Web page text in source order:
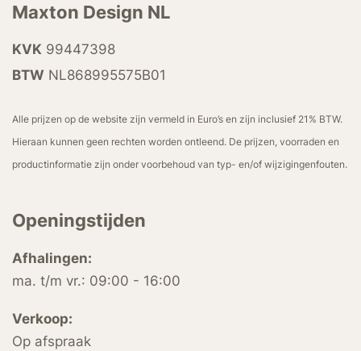
Maxton Design NL
KVK 99447398
BTW NL868995575B01
Alle prijzen op de website zijn vermeld in Euro’s en zijn inclusief 21% BTW.
Hieraan kunnen geen rechten worden ontleend. De prijzen, voorraden en
productinformatie zijn onder voorbehoud van typ- en/of wijzigingenfouten.
Openingstijden
Afhalingen:
ma. t/m vr.: 09:00 - 16:00
Verkoop:
Op afspraak